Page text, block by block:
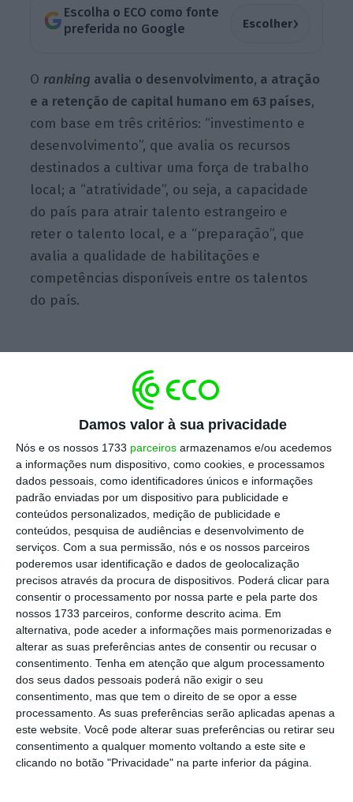
Damos valor à sua privacidade
Nós e os nossos 1733 parceiros armazenamos e/ou acedemos
a informações num dispositivo, como cookies, e processamos
dados pessoais, como identificadores únicos e informações
padrão enviadas por um dispositivo para publicidade e
conteúdos personalizados, medição de publicidade e
conteúdos, pesquisa de audiências e desenvolvimento de
serviços. Com a sua permissão, nós e os nossos parceiros
poderemos usar identificação e dados de geolocalização
precisos através da procura de dispositivos. Poderá clicar para
consentir o processamento por nossa parte e pela parte dos
nossos 1733 parceiros, conforme descrito acima. Em
alternativa, pode aceder a informações mais pormenorizadas e
alterar as suas preferências antes de consentir ou recusar o
consentimento. Tenha em atenção que algum processamento
dos seus dados pessoais poderá não exigir o seu
consentimento, mas que tem o direito de se opor a esse
processamento. As suas preferências serão aplicadas apenas a
este website. Você pode alterar suas preferências ou retirar seu
consentimento a qualquer momento voltando a este site e
clicando no botão "Privacidade" na parte inferior da página.
Escolha o ECO como fonte
preferida no Google
Escolher›
O ranking avalia o desenvolvimento, a atração
e a retenção de capital humano em 63 países,
com base em três critérios: “investimento e
desenvolvimento”, que avalia os recursos
destinados a cultivar uma força de trabalho
local; a “atratividade”, ou seja, a capacidade
do país para atrair talento estrangeiro e
reter o talento local, e a “preparação”, que
avalia a qualidade de habilitações e
competências disponíveis entre os talentos
do país.
Dinamarca e Luxemburgo.
“Pessoas Awards” vão premiar talento e gestão de
pessoas
Ler Mais
A queda de Portugal norankingjustifica-se,
sobretudo, pela descidano indicador
“investimento e desenvolvimento”, (a mais
significativa), com a queda de nove posições
do 13.º para o 22.º lugar, principalmente
devido à baixa pontuação no indicador que
diz respeito à formação dos colaboradores.
Já no critério “atratividade“,Portugal desce da
32.º para a 33.º posição,devido à baixa
classificação nos critérios de “justiça”,
“motivação dos colaboradores” e “saída de